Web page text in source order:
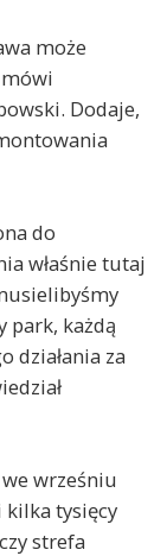
może
Dodaje,
do
właśnie tutaj
park, każdą
działania za
wrześniu
kilka tysięcy
strefa